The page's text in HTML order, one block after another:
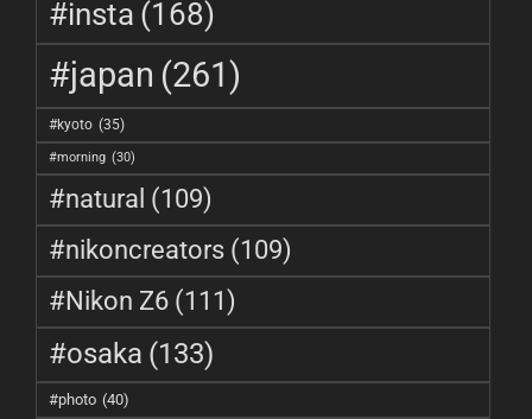
#insta (168)
#japan (261)
#kyoto (35)
#morning (30)
#natural (109)
#nikoncreators (109)
#Nikon Z6 (111)
#osaka (133)
#photo (40)